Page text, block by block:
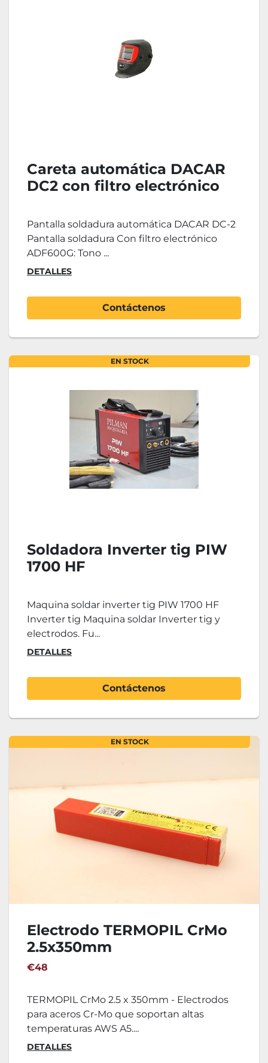
Careta automática DACAR
DC2 con filtro electrónico
Pantalla soldadura automática DACAR DC-2
Pantalla soldadura Con filtro electrónico
ADF600G: Tono ...
DETALLES
Contáctenos
EN STOCK
Soldadora Inverter tig PIW
1700 HF
Maquina soldar inverter tig PIW 1700 HF
Inverter tig Maquina soldar Inverter tig y
electrodos. Fu...
DETALLES
Contáctenos
EN STOCK
Electrodo TERMOPIL CrMo
2.5x350mm
€48
TERMOPIL CrMo 2.5 x 350mm - Electrodos
para aceros Cr-Mo que soportan altas
temperaturas AWS A5....
DETALLES